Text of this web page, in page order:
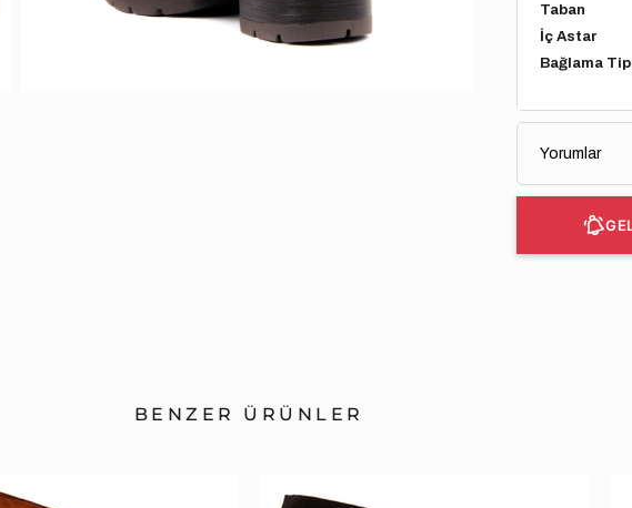
Taban
İç Astar
Bağlama
Yorumlar
BENZER ÜRÜNLER